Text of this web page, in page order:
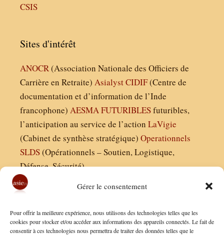
Gérer le consentement
Pour offrir la meilleure expérience, nous utilisons des technologies telles que les
cookies pour stocker et/ou accéder aux informations des appareils connectés. Le fait de
consentir à ces technologies nous permettra de traiter des données telles que le
CSIS
Sites d'intérêt
ANOCR(Association Nationale des Officiers de
Carrière en Retraite) AsialystCIDIF(Centre de
documentation et d’information de l’Inde
francophone) AESMAFUTURIBLESfuturibles,
l’anticipation au service de l’action LaVigie
(Cabinet de synthèse stratégique) Operationnels
SLDS(Opérationnels – Soutien, Logistique,
Défense, Sécurité)
Finaldées EURL
Siège social : 13 avenue Boudon, 75016, Paris